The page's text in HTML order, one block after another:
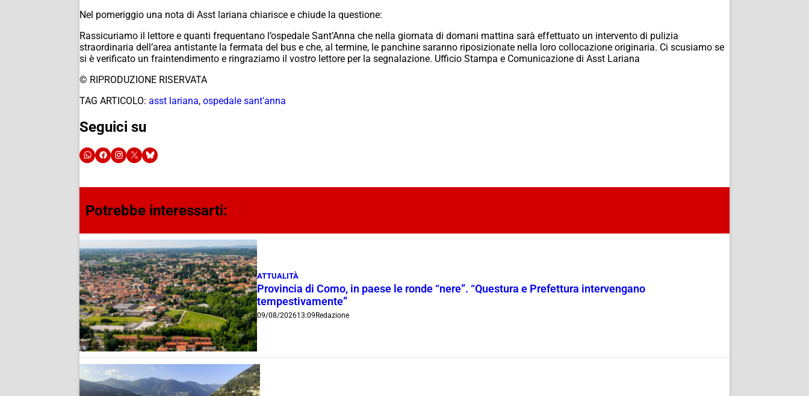
Nel pomeriggio una nota di Asst lariana chiarisce e chiude la questione:
Rassicuriamo il lettore e quanti frequentano l’ospedale Sant’Anna che nella giornata di domani mattina sarà effettuato un intervento di pulizia
straordinaria dell’area antistante la fermata del bus e che, al termine, le panchine saranno riposizionate nella loro collocazione originaria. Ci scusiamo se
si è verificato un fraintendimento e ringraziamo il vostro lettore per la segnalazione. Ufficio Stampa e Comunicazione di Asst Lariana
© RIPRODUZIONE RISERVATA
TAG ARTICOLO: asst lariana, ospedale sant'anna
Seguici su
Potrebbe interessarti:
ATTUALITÀ
Provincia di Como, in paese le ronde “nere”. “Questura e Prefettura intervengano
tempestivamente”
09/08/202613:09Redazione